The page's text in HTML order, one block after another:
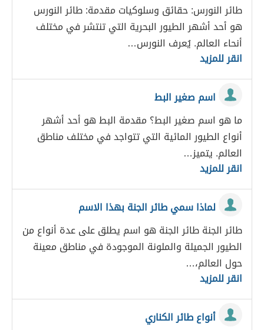
طائر النورس: حقائق وسلوكيات مقدمة: طائر النورس
هو أحد أشهر الطيور البحرية التي تنتشر في مختلف
أنحاء العالم. يُعرف النورس…
انقر للمزيد
اسم صغير البط
ما هو اسم صغير البط؟ مقدمة البط هو أحد أشهر
أنواع الطيور المائية التي تتواجد في مختلف مناطق
العالم. يتميز…
انقر للمزيد
لماذا سمي طائر الجنة بهذا الاسم
طائر الجنة طائر الجنة هو اسم يطلق على عدة أنواع من
الطيور الجميلة والملونة الموجودة في مناطق معينة
حول العالم،…
انقر للمزيد
أنواع طائر الكناري